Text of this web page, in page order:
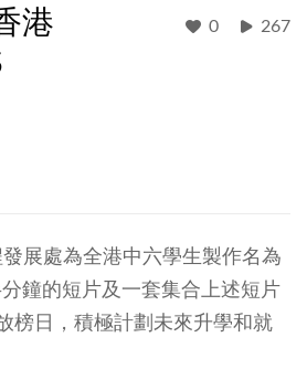
港
0 267
展處為全港中六學生製作名為
鐘的短片及一套集合上述短片
榜日，積極計劃未來升學和就